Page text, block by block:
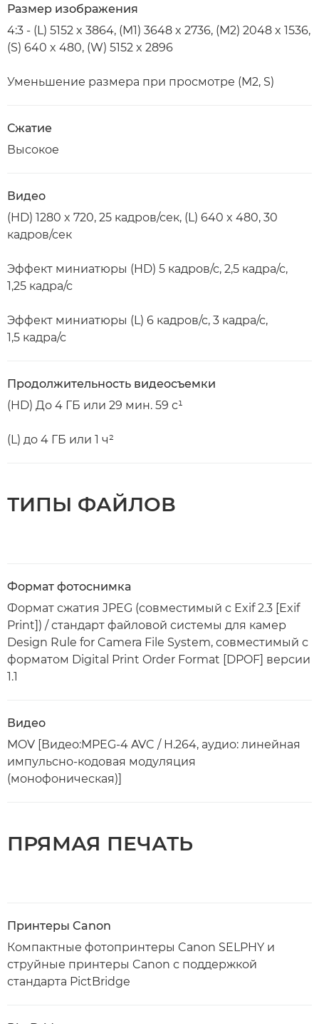
Размер изображения
4:3 - (L) 5152 x 3864, (M1) 3648 x 2736, (M2) 2048 x 1536,
(S) 640 x 480, (W) 5152 x 2896
Уменьшение размера при просмотре (M2, S)
Сжатие
Высокое
Видео
(HD) 1280 x 720, 25 кадров/сек, (L) 640 x 480, 30
кадров/сек
Эффект миниатюры (HD) 5 кадров/с, 2,5 кадра/с,
1,25 кадра/с
Эффект миниатюры (L) 6 кадров/с, 3 кадра/с,
1,5 кадра/с
Продолжительность видеосъемки
(HD) До 4 ГБ или 29 мин. 59 с¹
(L) до 4 ГБ или 1 ч²
ТИПЫ ФАЙЛОВ
Формат фотоснимка
Формат сжатия JPEG (совместимый с Exif 2.3 [Exif
Print]) / стандарт файловой системы для камер
Design Rule for Camera File System, совместимый с
форматом Digital Print Order Format [DPOF] версии
1.1
Видео
MOV [Видео:MPEG-4 AVC / H.264, аудио: линейная
импульсно-кодовая модуляция
(монофоническая)]
ПРЯМАЯ ПЕЧАТЬ
Принтеры Canon
Компактные фотопринтеры Canon SELPHY и
струйные принтеры Canon с поддержкой
стандарта PictBridge